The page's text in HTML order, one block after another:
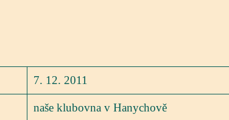
7. 12. 2011
naše klubovna v Hanychově